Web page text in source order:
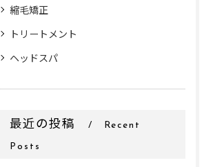
縮毛矯正
トリートメント
ヘッドスパ
最近の投稿 Recent
Posts